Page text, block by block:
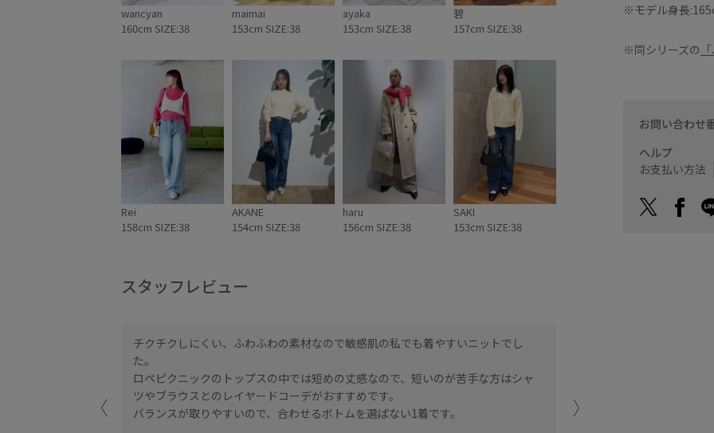
wancyan
160cm SIZE:38
maimai
153cm SIZE:38
ayaka
153cm SIZE:38
碧
157cm SIZE:38
Rei
158cm SIZE:38
AKANE
154cm SIZE:38
haru
156cm SIZE:38
SAKI
153cm SIZE:38
スタッフレビュー
チクチクしにくい、ふわふわの素材なので敏感肌の私でも着やすいニットでし
た。
ロペピクニックのトップスの中では短めの丈感なので、短いのが苦手な方はシャ
ツやブラウスとのレイヤードコーデがおすすめです。
バランスが取りやすいので、合わせるボトムを選ばない1着です。
※モデル身長
※同シリーズの
お問い合わせ
ヘルプ
お支払い方法